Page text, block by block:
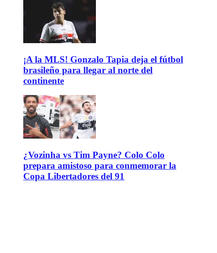
¡A la MLS! Gonzalo Tapia deja el fútbol
brasileño para llegar al norte del
continente
¿Vozinha vs Tim Payne? Colo Colo
prepara amistoso para conmemorar la
Copa Libertadores del 91